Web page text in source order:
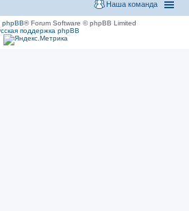
Наша команда
phpBB® Forum Software © phpBB Limited
поддержка phpBB